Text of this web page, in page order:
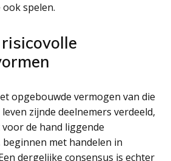
spelen.
opgebouwde vermogen van die
zijnde deelnemers verdeeld,
de hand liggende
met handelen in
dergelijke consensus is echter